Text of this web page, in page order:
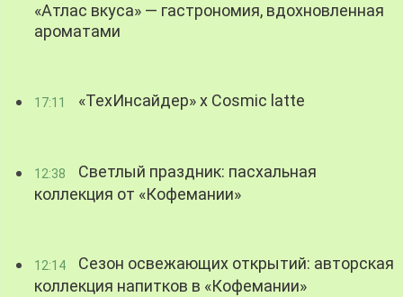
«Атлас вкуса» — гастрономия, вдохновленная
ароматами
17:11 «ТехИнсайдер» х Cosmic latte
12:38
Светлый праздник: пасхальная
коллекция от «Кофемании»
12:14
Сезон освежающих открытий: авторская
коллекция напитков в «Кофемании»